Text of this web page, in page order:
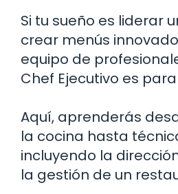
Si tu sueño es liderar
crear menús
equipo de
Chef Ejecutivo es para
Aquí, aprenderás
la cocina hasta
incluyendo la
la gestión de un